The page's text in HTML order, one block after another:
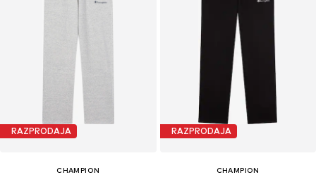
RAZPRODAJA
CHAMPION
RAZPRODAJA
CHAMPION